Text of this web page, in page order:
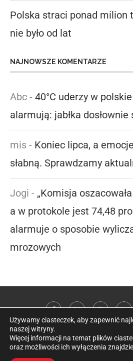
Polska straci ponad milion
nie było od lat
NAJNOWSZE KOMENTARZE
Abc - 40°C uderzy w
alarmują: jabłka dosłownie
mis - Koniec lipca, a
słabną. Sprawdzamy
Jogi - „Komisja
a w protokole jest 74,48
alarmuje o sposobie
mrozowych
@2026 Kobieta w
Używamy ciasteczek, aby zapewnić
naszej witryny.
Więcej informacji na temat plików
oraz możliwości ich wyłączenia